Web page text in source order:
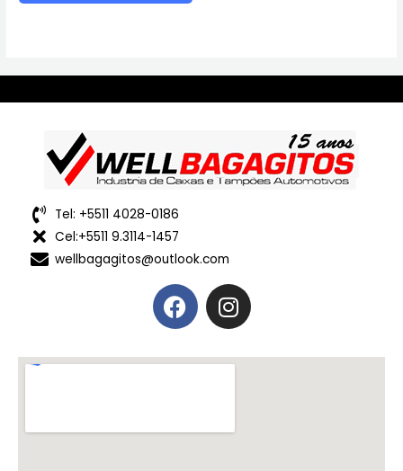
Tel: +5511 4028-0186
Cel:+5511 9.3114-1457
wellbagagitos@outlook.com